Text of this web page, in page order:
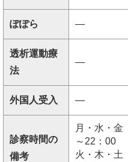
ぽぽら ―
透析運動療
法
―
外国人受入 ―
診察時間の
備考
月・水・
～22：00
火・木・